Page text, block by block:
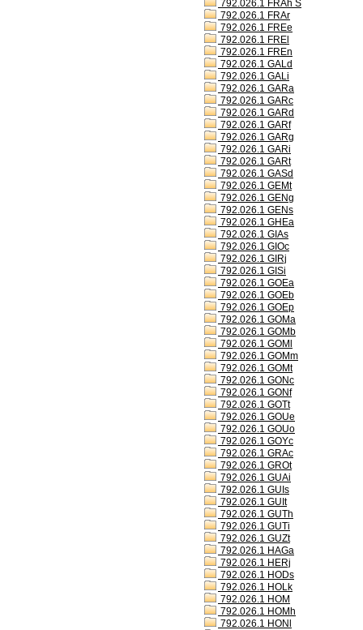
792.026.1 FRAh S
792.026.1 FRAr
792.026.1 FREe
792.026.1 FREl
792.026.1 FREn
792.026.1 GALd
792.026.1 GALi
792.026.1 GARa
792.026.1 GARc
792.026.1 GARd
792.026.1 GARf
792.026.1 GARg
792.026.1 GARi
792.026.1 GARt
792.026.1 GASd
792.026.1 GEMt
792.026.1 GENg
792.026.1 GENs
792.026.1 GHEa
792.026.1 GIAs
792.026.1 GIOc
792.026.1 GIRj
792.026.1 GISi
792.026.1 GOEa
792.026.1 GOEb
792.026.1 GOEp
792.026.1 GOMa
792.026.1 GOMb
792.026.1 GOMl
792.026.1 GOMm
792.026.1 GOMt
792.026.1 GONc
792.026.1 GONf
792.026.1 GOTt
792.026.1 GOUe
792.026.1 GOUo
792.026.1 GOYc
792.026.1 GRAc
792.026.1 GROt
792.026.1 GUAi
792.026.1 GUIs
792.026.1 GUIt
792.026.1 GUTh
792.026.1 GUTi
792.026.1 GUZt
792.026.1 HAGa
792.026.1 HERj
792.026.1 HODs
792.026.1 HOLk
792.026.1 HOM
792.026.1 HOMh
792.026.1 HONl